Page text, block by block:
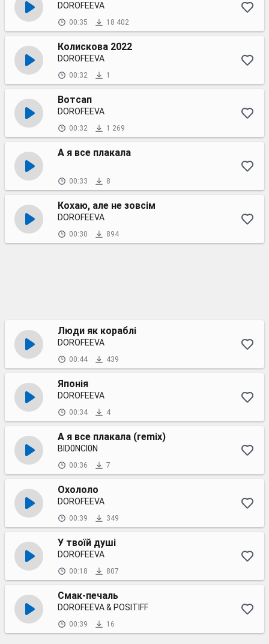
DOROFEEVA
00:35 18 402
Колискова 2022
DOROFEEVA
00:32 1
Вотсап
DOROFEEVA
00:32 1 269
А я все плакала
00:33 8
Кохаю, але не зовсім
DOROFEEVA
00:30 894
Люди як кораблі
DOROFEEVA
00:44 439
Японія
DOROFEEVA
00:34 4
А я все плакала (remix)
BID0NCI0N
00:36 7
Охололо
DOROFEEVA
00:39 349
У твоїй душі
DOROFEEVA
00:18 807
Смак-печаль
DOROFEEVA & POSITIFF
00:39 16